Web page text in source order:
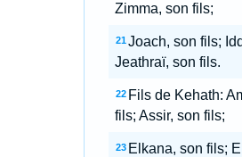
Zimma, son fils;
21 Joach, son fils;
Jeathraï, son fils.
22 Fils de Kehath:
fils; Assir, son fils;
23 Elkana, son fils;